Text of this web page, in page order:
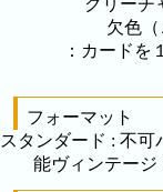
クリーチ
欠色（
：カードを
フォーマット
スタンダード : 不可
能ヴィンテージ